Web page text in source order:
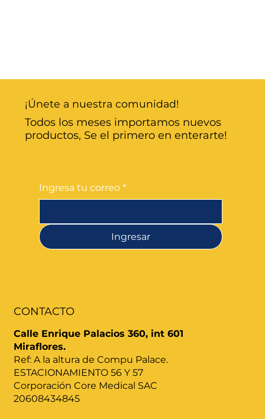
Ingresa tu correo *
Ingresar
Todos los meses importamos nuevos
productos, Se el primero en enterarte!
¡Únete a nuestra comunidad!
Calle Enrique Palacios 360, int 601
Miraflores.
Ref: A la altura de Compu Palace.
ESTACIONAMIENTO 56 Y 57
Corporación Core Medical SAC
20608434845
CONTACTO